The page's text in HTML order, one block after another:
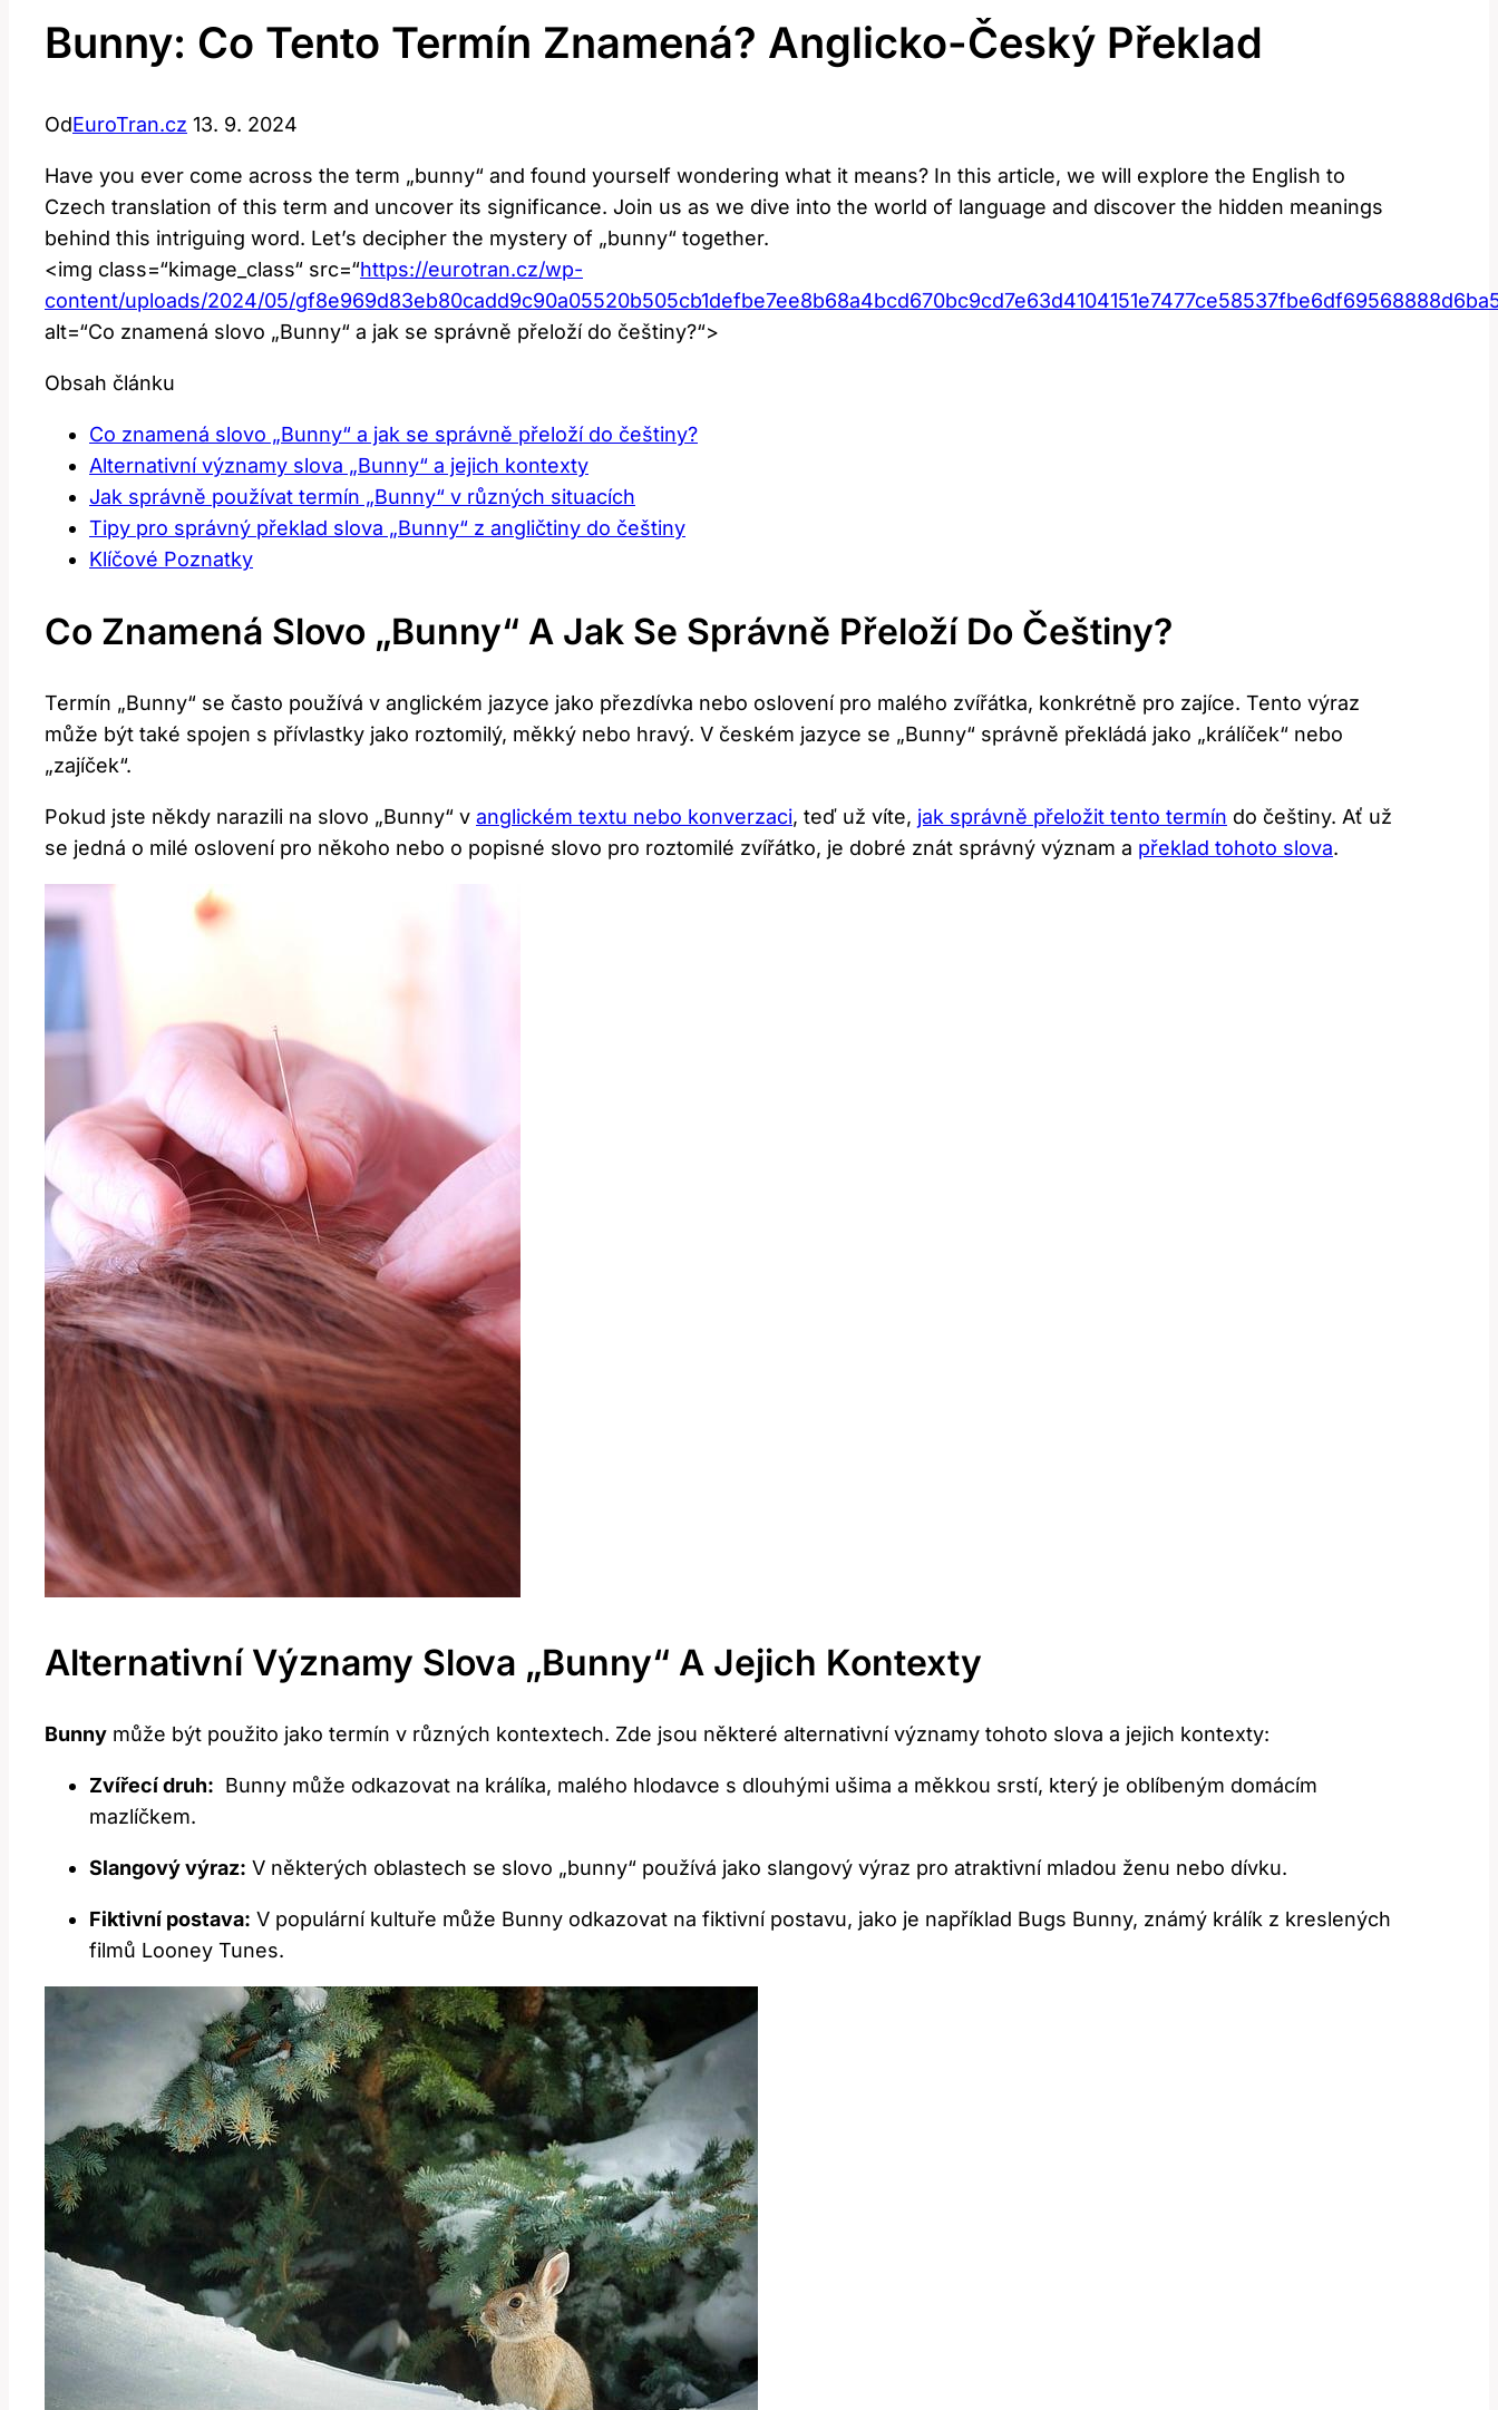
Bunny: Co Tento Termín Znamená? Anglicko-Český Překlad
OdEuroTran.cz 13. 9. 2024
Have you ever come across the term „bunny“ ⁣and found yourself wondering what it means? In this article, we will explore the English‍ to
Czech translation of this term and uncover its significance. ​Join us as we⁢ dive ⁤into the world​ of⁤ language and discover the hidden meanings
behind this intriguing word. Let’s decipher ⁤the mystery of „bunny“ together.
<img class=“kimage_class“‌ src=“https://eurotran.cz/wp-
content/uploads/2024/05/
alt=“Co znamená slovo „Bunny“ a jak se správně přeloží do češtiny?“>
Obsah článku
Co znamená slovo „Bunny“‍ a jak se správně přeloží do češtiny?
Alternativní ‌významy ⁢slova „Bunny“ a ⁣jejich kontexty
Jak správně používat termín „Bunny“ ⁤v různých situacích
Tipy pro správný překlad slova „Bunny“ z angličtiny do češtiny
Klíčové Poznatky
Co Znamená Slovo „Bunny“‍ A Jak Se Správně Přeloží Do Češtiny?
Termín „Bunny“ se často používá ‌v anglickém‍ jazyce jako přezdívka nebo oslovení pro malého zvířátka, konkrétně pro zajíce. Tento ‌výraz
může ‍být také spojen s přívlastky jako roztomilý, měkký ​nebo⁢ hravý.⁤ V českém jazyce se „Bunny“ správně překládá jako‍ „králíček“ nebo
„zajíček“.
Pokud ‌jste ⁤někdy narazili na slovo „Bunny“ v anglickém textu nebo konverzaci, teď už víte, jak správně přeložit tento termín do češtiny. Ať už ​
se jedná o milé oslovení ⁣pro někoho nebo o popisné slovo pro roztomilé zvířátko, je dobré znát správný⁤ význam⁢ a překlad tohoto slova.
Alternativní ‌významy ⁢slova „Bunny“ A ⁣jejich Kontexty
Bunny může⁤ být použito jako termín v různých kontextech. Zde​ jsou⁣ některé alternativní významy tohoto slova a jejich kontexty:
Zvířecí druh: ⁤ Bunny může odkazovat ‍na králíka, ⁣malého hlodavce s dlouhými‌ ušima a měkkou srstí, který je oblíbeným domácím‌
mazlíčkem.
Slangový výraz: V ⁢některých oblastech se slovo „bunny“ používá⁤ jako slangový výraz pro atraktivní ⁣mladou ženu nebo dívku.
Fiktivní postava: ⁣V populární kultuře ⁣může Bunny odkazovat⁢ na fiktivní postavu, ⁤jako‍ je například⁤ Bugs Bunny, známý králík z kreslených
filmů Looney Tunes.